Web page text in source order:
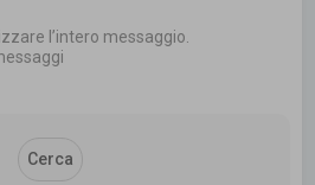
l’intero messaggio.